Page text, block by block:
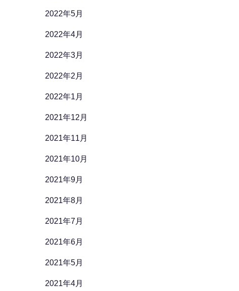
2022年5月
2022年4月
2022年3月
2022年2月
2022年1月
2021年12月
2021年11月
2021年10月
2021年9月
2021年8月
2021年7月
2021年6月
2021年5月
2021年4月